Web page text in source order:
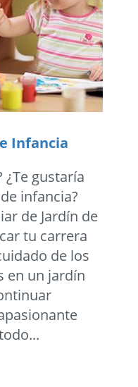
Infancia
¿Te gustaría
infancia?
de Jardín de
tu carrera
de los
en un jardín